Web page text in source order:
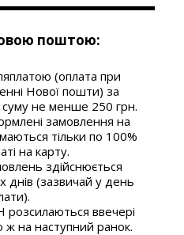
поштою:
(оплата при
Нової пошти) за
не менше 250 грн.
на
тільки по 100%
на карту.
здійснюється
днів (зазвичай у день
ввечері
ж на наступний ранок.